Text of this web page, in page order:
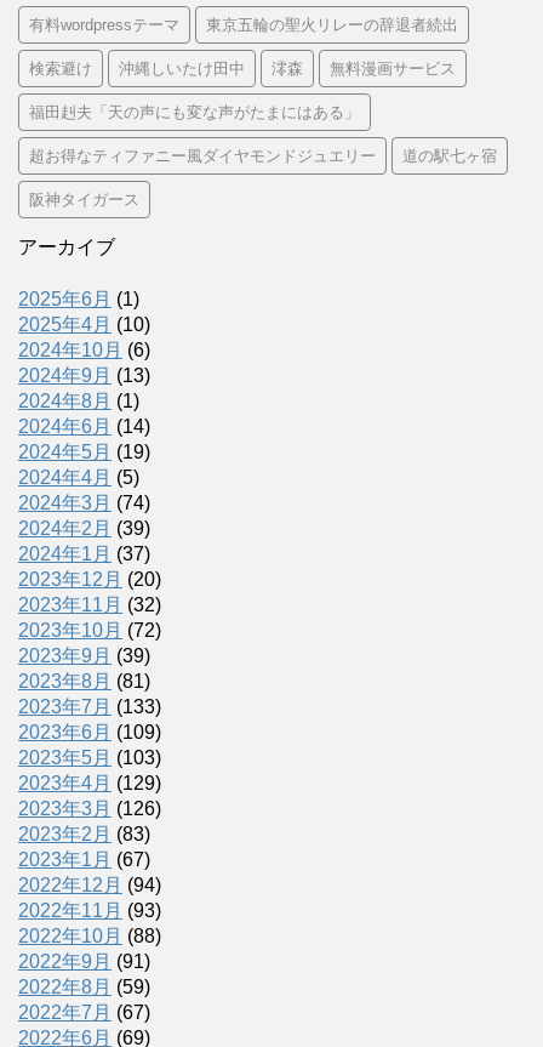
有料wordpressテーマ 東京五輪の聖火リレーの辞退者続出
検索避け 沖縄しいたけ田中 澪森 無料漫画サービス
福田赳夫「天の声にも変な声がたまにはある」
超お得なティファニー風ダイヤモンドジュエリー 道の駅七ヶ宿
阪神タイガース
アーカイブ
2025年6月 (1)
2025年4月 (10)
2024年10月 (6)
2024年9月 (13)
2024年8月 (1)
2024年6月 (14)
2024年5月 (19)
2024年4月 (5)
2024年3月 (74)
2024年2月 (39)
2024年1月 (37)
2023年12月 (20)
2023年11月 (32)
2023年10月 (72)
2023年9月 (39)
2023年8月 (81)
2023年7月 (133)
2023年6月 (109)
2023年5月 (103)
2023年4月 (129)
2023年3月 (126)
2023年2月 (83)
2023年1月 (67)
2022年12月 (94)
2022年11月 (93)
2022年10月 (88)
2022年9月 (91)
2022年8月 (59)
2022年7月 (67)
2022年6月 (69)